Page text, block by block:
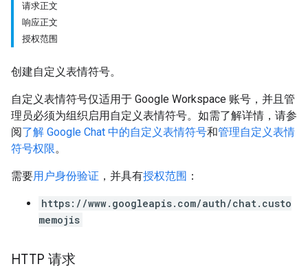
请求正文
响应正文
授权范围
创建自定义表情符号。
自定义表情符号仅适用于 Google Workspace 账号，并且管
理员必须为组织启用自定义表情符号。如需了解详情，请参
阅了解 Google Chat 中的自定义表情符号和管理自定义表情
符号权限。
需要用户身份验证 ，并具有授权范围 ：
https://www.googleapis.com/auth/chat.custo
memojis
HTTP 请求